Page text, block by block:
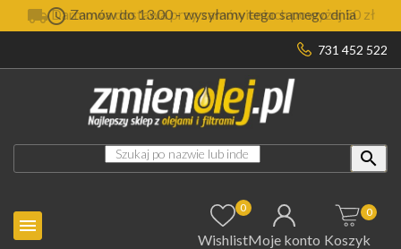
Darmowa dostawa przy zamówieniach powyżej 50 zł
731 452 522


0
WishlistMoje konto Koszyk
0